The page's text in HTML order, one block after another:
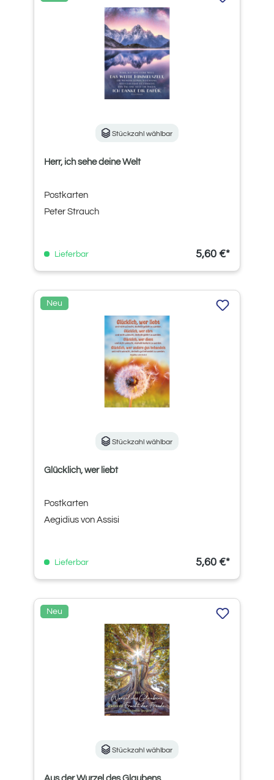
Stückzahl wählbar
Herr, ich sehe deine Welt
Postkarten
Peter Strauch
Lieferbar 5,60 €*
Neu
Stückzahl wählbar
Glücklich, wer liebt
Postkarten
Aegidius von Assisi
Lieferbar 5,60 €*
Neu
Stückzahl wählbar